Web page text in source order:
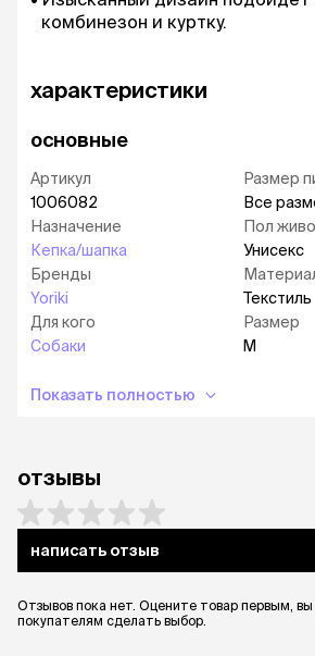
комбинезон и куртку.
характеристики
основные
Артикул
1006082
Назначение
Кепка/шапка
Бренды
Yoriki
Для кого
Собаки
Размер
Все
Пол
Унисекс
Текстиль
Размер
M
Показать полностью
отзывы
написать отзыв
Отзывов пока нет. Оцените товар первым,
покупателям сделать выбор.